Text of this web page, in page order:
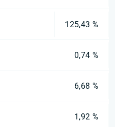
125,43 %
0,74 %
6,68 %
1,92 %